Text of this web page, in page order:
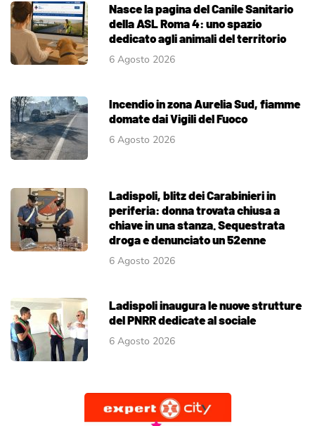
Nasce la pagina del Canile Sanitario
della ASL Roma 4: uno spazio
dedicato agli animali del territorio
6 Agosto 2026
Incendio in zona Aurelia Sud, fiamme
domate dai Vigili del Fuoco
6 Agosto 2026
Ladispoli, blitz dei Carabinieri in
periferia: donna trovata chiusa a
chiave in una stanza. Sequestrata
droga e denunciato un 52enne
6 Agosto 2026
Ladispoli inaugura le nuove strutture
del PNRR dedicate al sociale
6 Agosto 2026